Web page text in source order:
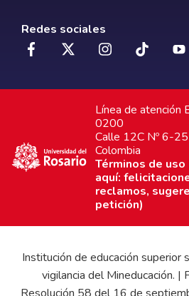
Redes sociales
Línea de
0200
Calle 12C Nº 6-
Colombia
Términos de uso
aquí:
reclamos,
petición)
Institución de educación superior
vigilancia del Mineducación. |
Resolución 58 del 16 de